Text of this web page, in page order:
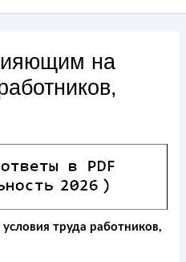
на
труда работников,